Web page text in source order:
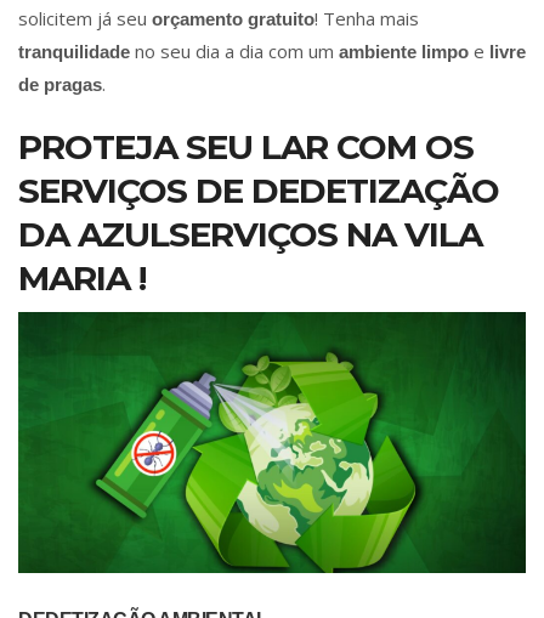
solicitem já seu orçamento gratuito! Tenha mais
tranquilidade no seu dia a dia com um ambiente limpo e livre
de pragas.
PROTEJA SEU LAR COM OS
SERVIÇOS DE DEDETIZAÇÃO
DA AZULSERVIÇOS NA VILA
MARIA !